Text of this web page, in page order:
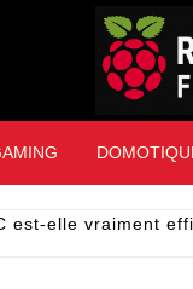
est-elle vraiment